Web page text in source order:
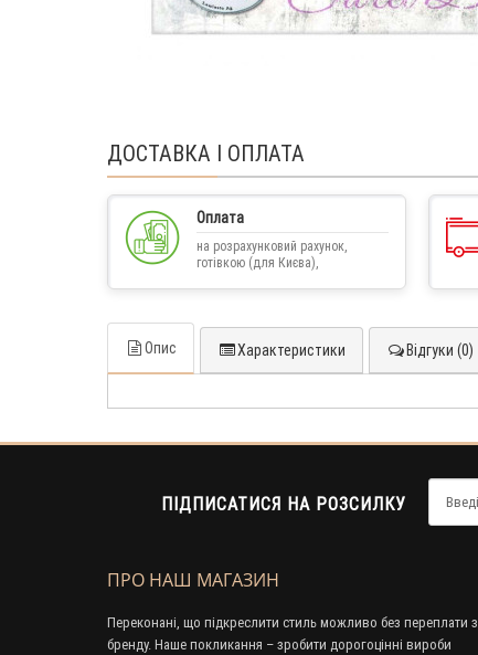
ДОСТАВКА І ОПЛАТА
Оплата
на розрахунковий рахунок,
готівкою (для Києва),
Опис Характеристики Відгуки (0)
ПІДПИСАТИСЯ НА РОЗСИЛКУ
ПРО НАШ МАГАЗИН
Переконані, що підкреслити стиль можливо без переплати
бренду. Наше покликання – зробити дорогоцінні вироби